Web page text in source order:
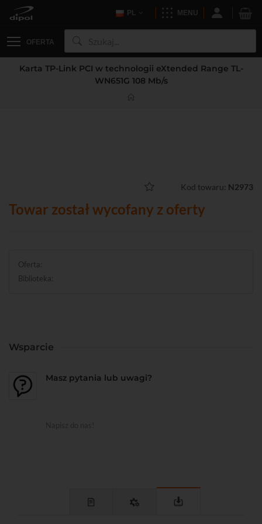
PL MENU
OFERTA
Karta TP-Link PCI w technologii eXtended Range TL-
WN651G 108 Mb/s
Kod towaru: N2973
Towar został wycofany z oferty
Oferta:
Biblioteka:
Wsparcie
Masz pytania lub uwagi?